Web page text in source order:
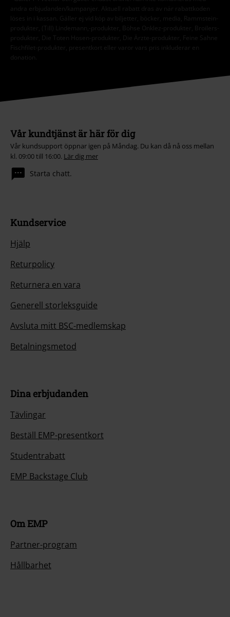
andra erbjudanden/kampanjer. Aktuell rabatt dras av när rabattkoden
löses in i kassan. Gäller ej vid köp av biljetter, böcker, media, Rammstein-
produkter, (Till) Lindemann,-produkter, Böhse Onklez-produkter, Broilers-
produkter, Die Toten Hosen-produkter, Die Ärzte-produkter, Feine Sahne
Fischfilet-produkter, presentkort eller varor vars pris inkluderar en
donation.
Vår kundtjänst är här för dig
Vår kundsupport öppnar igen på Måndag. Du kan då nå oss mellan
kl. 09:00 till 16:00. Lär dig mer
Starta chatt.
Kundservice
Hjälp
Returpolicy
Returnera en vara
Generell storleksguide
Avsluta mitt BSC-medlemskap
Betalningsmetod
Dina erbjudanden
Tävlingar
Beställ EMP-presentkort
Studentrabatt
EMP Backstage Club
Om EMP
Partner-program
Hållbarhet